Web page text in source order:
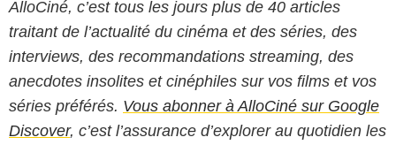
AlloCiné, c’est tous les jours plus de 40 articles
traitant de l’actualité du cinéma et des séries, des
interviews, des recommandations streaming, des
anecdotes insolites et cinéphiles sur vos films et vos
séries préférés. Vous abonner à AlloCiné sur Google
Discover, c’est l’assurance d’explorer au quotidien les